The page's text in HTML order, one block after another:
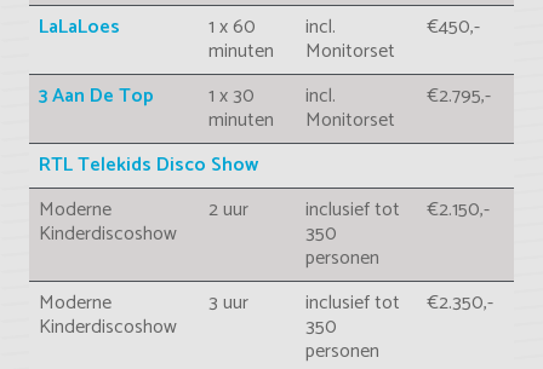
LaLaLoes 1 x 60
minuten
incl.
Monitorset
€450,-
3 Aan De Top 1 x 30
minuten
incl.
Monitorset
€2.795,-
RTL Telekids Disco Show
Moderne
Kinderdiscoshow
2 uur inclusief tot
350
personen
€2.150,-
Moderne
Kinderdiscoshow
3 uur inclusief tot
350
personen
€2.350,-